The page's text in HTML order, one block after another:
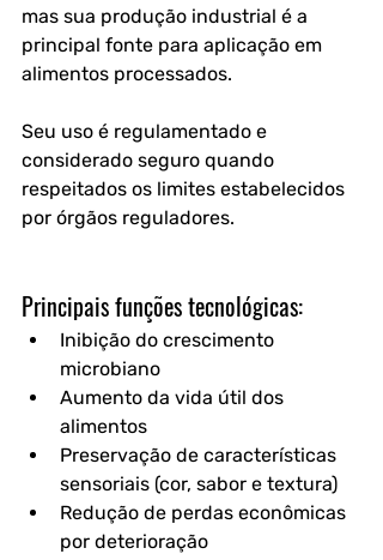
mas sua produção industrial é a
principal fonte para aplicação em
alimentos processados.
Seu uso é regulamentado e
considerado seguro quando
respeitados os limites estabelecidos
por órgãos reguladores.
Principais funções tecnológicas:
Inibição do crescimento
microbiano
Aumento da vida útil dos
alimentos
Preservação de características
sensoriais (cor, sabor e textura)
Redução de perdas econômicas
por deterioração